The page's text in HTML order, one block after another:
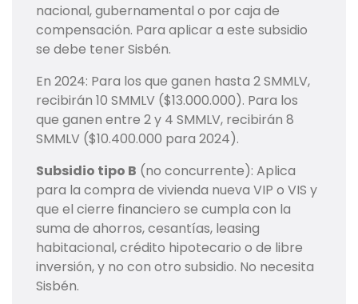
nacional, gubernamental o por caja de
compensación. Para aplicar a este subsidio
se debe tener Sisbén.
En 2024: Para los que ganen hasta 2 SMMLV,
recibirán 10 SMMLV ($13.000.000). Para los
que ganen entre 2 y 4 SMMLV, recibirán 8
SMMLV ($10.400.000 para 2024).
Subsidio tipo B (no concurrente): Aplica
para la compra de vivienda nueva VIP o VIS y
que el cierre financiero se cumpla con la
suma de ahorros, cesantías, leasing
habitacional, crédito hipotecario o de libre
inversión, y no con otro subsidio. No necesita
Sisbén.